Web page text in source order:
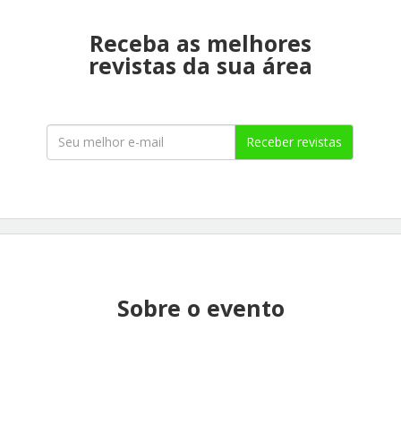
Receba as melhores
revistas da sua área
Receber revistas
Sobre o evento